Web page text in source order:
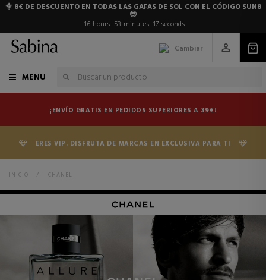
🌞 8€ DE DESCUENTO EN TODAS LAS GAFAS DE SOL CON EL CÓDIGO SUN8
😎
16 hours 53 minutes 16 seconds
Cambiar
MENU
¡ENVÍO GRATIS EN PEDIDOS SUPERIORES A 39€!
ERES VIP. DISFRUTA DE MARCAS EN EXCLUSIVA PARA TI
INICIO > CHANEL